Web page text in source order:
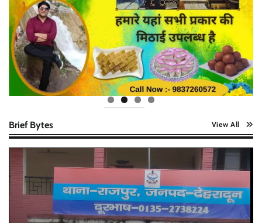
Brief Bytes View All